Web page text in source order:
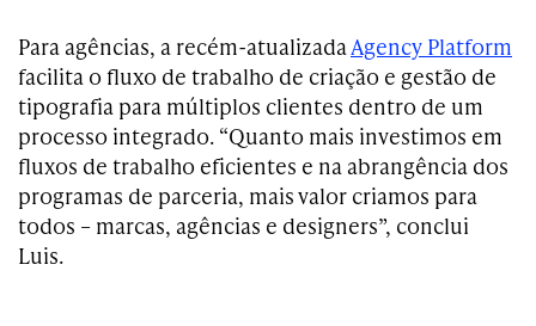
Para agências, a recém-atualizadaAgency Platform
facilita o fluxo de trabalho de criação e gestão de
tipografia para múltiplos clientes dentro de um
processo integrado. “Quanto mais investimos em
fluxos de trabalho eficientes e na abrangência dos
programas de parceria, mais valor criamos para
todos – marcas, agências e designers”, conclui
Luis.